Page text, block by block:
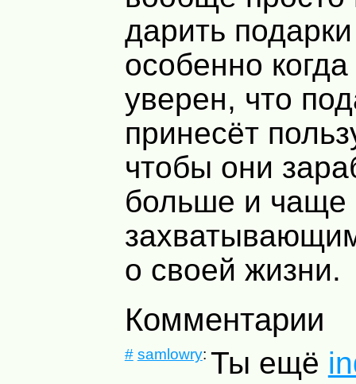
дарить
особенно
уверен, что
принесёт
чтобы они
больше и чаще
о своей жизни.
Комментарии
# samlowry: Ты ещё